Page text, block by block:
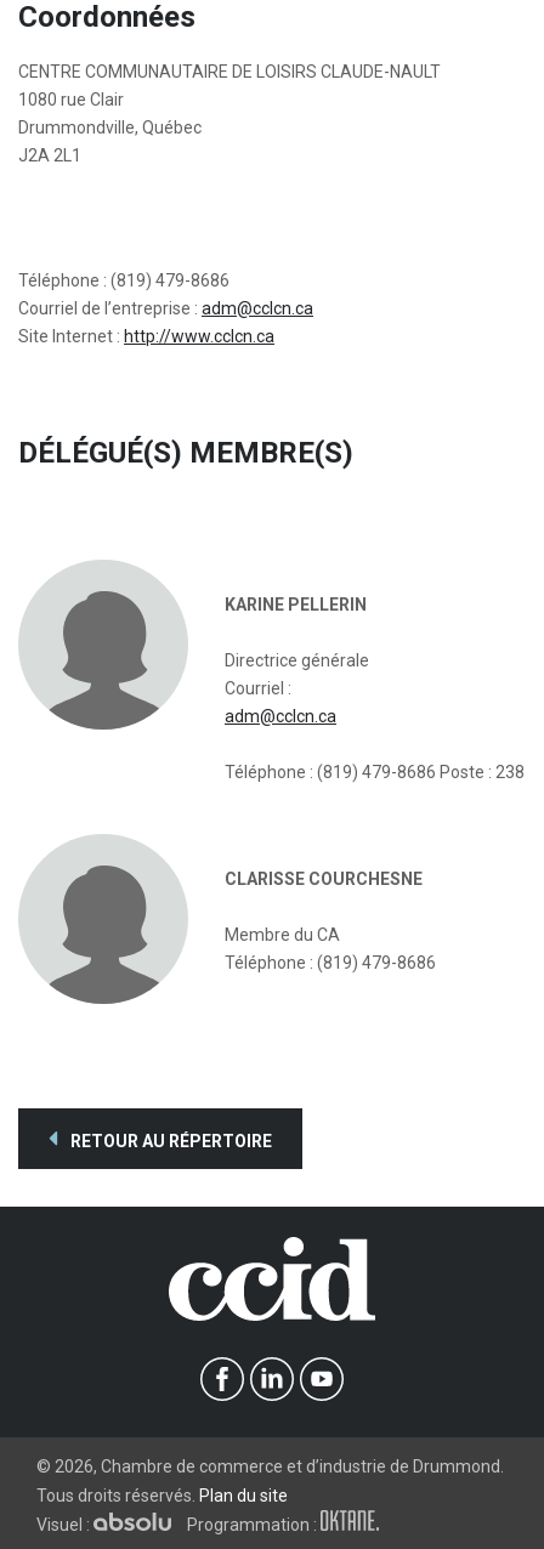
Coordonnées
CENTRE COMMUNAUTAIRE DE LOISIRS CLAUDE-NAULT
1080 rue Clair
Drummondville, Québec
J2A 2L1
Téléphone : (819) 479-8686
Courriel de l’entreprise : adm@cclcn.ca
Site Internet : http://www.cclcn.ca
DÉLÉGUÉ(S) MEMBRE(S)
KARINE PELLERIN
Directrice générale
Courriel :
adm@cclcn.ca
Téléphone : (819) 479-8686 Poste : 238
CLARISSE COURCHESNE
Membre du CA
Téléphone : (819) 479-8686
RETOUR AU RÉPERTOIRE
© 2026, Chambre de commerce et d’industrie de Drummond.
Tous droits réservés. Plan du site
Visuel :
Programmation :